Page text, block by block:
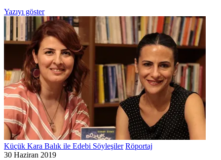
Yazıyı göster
Küçük Kara Balık ile Edebi Söyleşiler Röportaj
30 Haziran 2019